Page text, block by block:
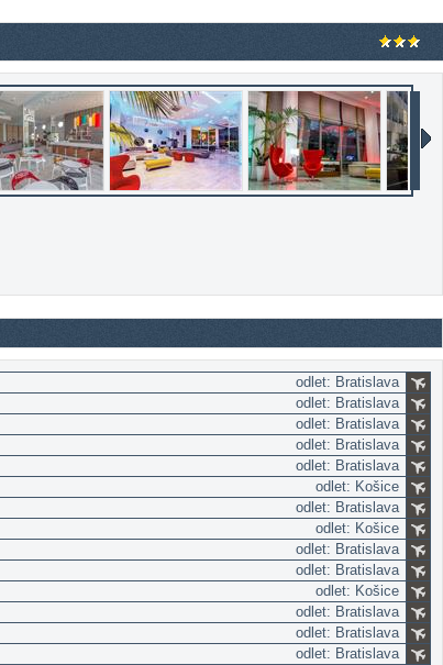
odlet: Bratislava
odlet: Bratislava
odlet: Bratislava
odlet: Bratislava
odlet: Bratislava
odlet: Košice
odlet: Bratislava
odlet: Košice
odlet: Bratislava
odlet: Bratislava
odlet: Košice
odlet: Bratislava
odlet: Bratislava
odlet: Bratislava